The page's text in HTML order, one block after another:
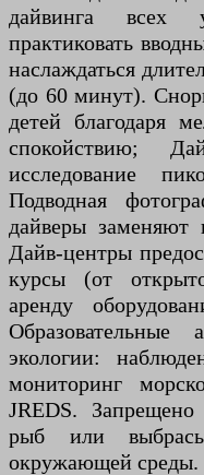
дайвинга всех
практиковать
наслаждаться
(до 60 минут).
детей благодаря
спокойствию;
исследование
Подводная
дайверы
Дайв-центры
курсы (от
аренду
Образовательные
экологии:
мониторинг
JREDS. Запрещено
рыб или
окружающей среды.